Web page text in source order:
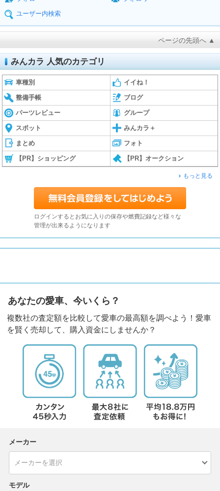
ユーザー内検索
ページの先頭へ ▲
みんカラ 人気のカテゴリ
車種別 イイね！
整備手帳 ブログ
パーツレビュー グループ
スポット みんカラ＋
まとめ フォト
【PR】ショッピング 【PR】オークション
もっと見る
ログインするとお気に入りの保存や燃費記録など様々な
管理が出来るようになります
あなたの愛車、今いくら？
複数社の査定額を比較して愛車の最高額を調べよう！愛車
を賢く売却して、購入資金にしませんか？
メーカー
モデル